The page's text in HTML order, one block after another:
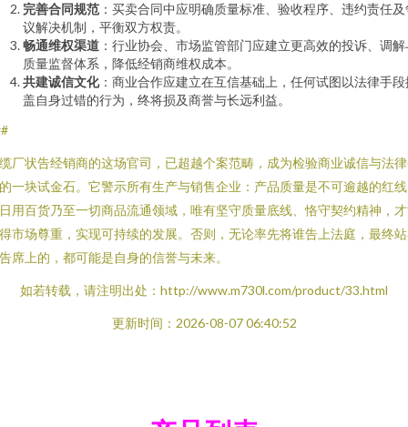
完善合同规范 ：买卖合同中应明确质量标准、验收程序、违约责任及
议解决机制，平衡双方权责。
畅通维权渠道 ：行业协会、市场监管部门应建立更高效的投诉、调解
质量监督体系，降低经销商维权成本。
共建诚信文化：商业合作应建立在互信基础上，任何试图以法律手段
盖自身过错的行为，终将损及商誉与长远利益。
厂状告经销商的这场官司，已超越个案范畴，成为检验商业诚信与法
一块试金石。它警示所有生产与销售企业：产品质量是不可逾越的红
用百货乃至一切商品流通领域，唯有坚守质量底线、恪守契约精神，
市场尊重，实现可持续的发展。否则，无论率先将谁告上法庭，最终
席上的，都可能是自身的信誉与未来。
如若转载，请注明出处：http://www.m730l.com/product/33.html
更新时间：2026-08-07 06:40:52